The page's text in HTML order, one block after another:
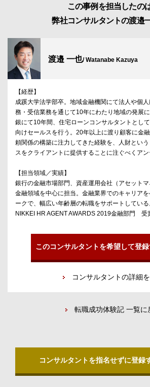
この事例を担当したのは
弊社コンサルタントの渡邉
渡邉 一也/ Watanabe Kazuya
【経歴】
成蹊大学法学部卒。地域金融機関にて法人や個
務・受信業務を通じて10年にわたり地域の発展
銀にて10年間、住宅ローンコンサルタントとし
向けセールスを行う。20年以上に渡り顧客に金
頼関係の構築に注力してきた経験を、人財とい
スをクライアントに提供することに注ぐべくアン
【担当領域／実績】
銀行の金融市場部門、資産運用会社（アセット
金融領域を中心に担当。金融業界でのキャリア
ークで、幅広い年齢層の転職をサポートしている
NIKKEI HR AGENT AWARDS 2019金融部門 受
このコンサルタントを希望して登録
コンサルタントの詳細
転職成功体験記 一覧に
コンサルタントを指名せずに登録